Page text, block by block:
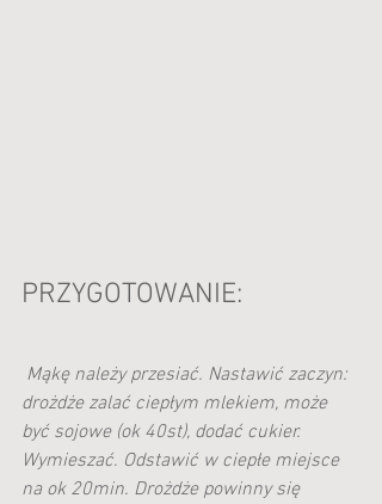
PRZYGOTOWANIE:
Mąkę należy przesiać. Nastawić zaczyn:
drożdże zalać ciepłym mlekiem, może
być sojowe (ok 40st), dodać cukier.
Wymieszać. Odstawić w ciepłe miejsce
na ok 20min. Drożdże powinny się